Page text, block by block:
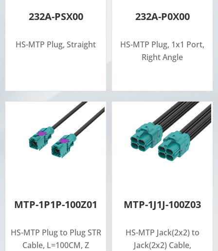
232A-PSX00
HS-MTP Plug, Straight
232A-P0X00
HS-MTP Plug, 1x1 Port,
Right Angle
MTP-1P1P-100Z01
HS-MTP Plug to Plug STR
Cable, L=100CM, Z
MTP-1J1J-100Z03
HS-MTP Jack(2x2) to
Jack(2x2) Cable,